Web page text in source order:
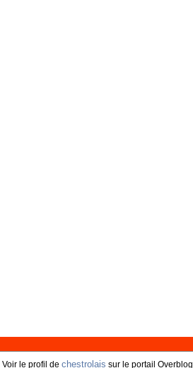
Voir le profil de chestrolais sur le portail Overblog